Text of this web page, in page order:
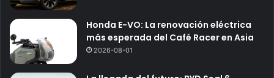
Honda E-VO: La renovación eléctrica
más esperada del Café Racer en Asia
2026-08-01